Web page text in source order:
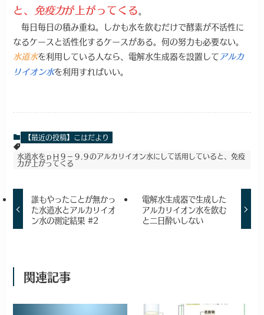
と、
免疫力が上がってくる。
毎日毎日の積み重ね。しかも水を飲むだけで酵素が不活性に
なるケースと活性化するケースがある。何の努力も必要ない。
水道水を利用している人なら、電解水生成器を設置してアルカ
リイオン水を利用すればいい。
【最近の投稿】こはだより
水道水をｐＨ９－９.９のアルカリイオン水にして活用していると、免疫
力が上がってくる
誰もやったことが無かっ
た水道水とアルカリイオ
ン水の測定結果 #2
電解水生成器で生成した
アルカリイオン水を飲む
と二日酔いしない
関連記事